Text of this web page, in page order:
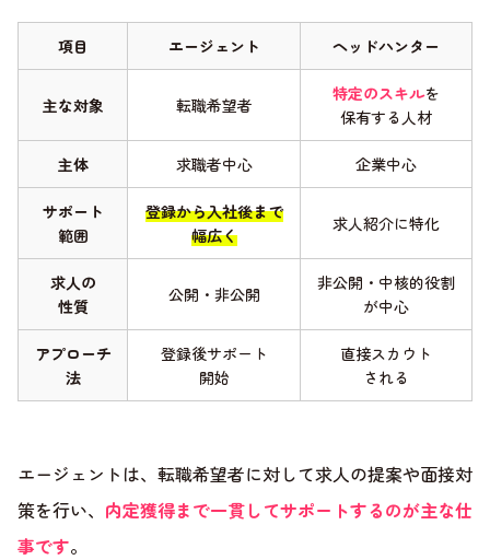
項目 エージェント ヘッドハンター
主な対象 転職希望者
特定のスキルを
保有する人材
主体 求職者中心 企業中心
サポート
範囲
登録から入社後まで
幅広く
求人紹介に特化
求人の
性質
公開・非公開
非公開・中核的役割
が中心
アプローチ
法
登録後サポート
開始
直接スカウト
される
エージェントは、転職希望者に対して求人の提案や面接対
策を行い、 内定獲得まで一貫してサポートするのが主な仕
事です。